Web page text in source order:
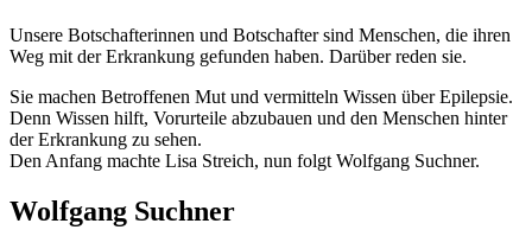
Unsere Botschafterinnen und Botschafter sind Menschen, die ihren
Weg mit der Erkrankung gefunden haben. Darüber reden sie.
Sie machen Betroffenen Mut und vermitteln Wissen über Epilepsie.
Denn Wissen hilft, Vorurteile abzubauen und den Menschen hinter
der Erkrankung zu sehen.
Den Anfang machte Lisa Streich, nun folgt Wolfgang Suchner.
Wolfgang Suchner